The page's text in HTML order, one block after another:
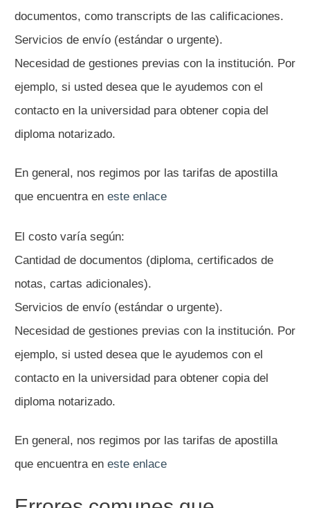
documentos, como transcripts de las calificaciones.
Servicios de envío (estándar o urgente).
Necesidad de gestiones previas con la institución. Por
ejemplo, si usted desea que le ayudemos con el
contacto en la universidad para obtener copia del
diploma notarizado.
En general, nos regimos por las tarifas de apostilla
que encuentra en este enlace
El costo varía según:
Cantidad de documentos (diploma, certificados de
notas, cartas adicionales).
Servicios de envío (estándar o urgente).
Necesidad de gestiones previas con la institución. Por
ejemplo, si usted desea que le ayudemos con el
contacto en la universidad para obtener copia del
diploma notarizado.
En general, nos regimos por las tarifas de apostilla
que encuentra en este enlace